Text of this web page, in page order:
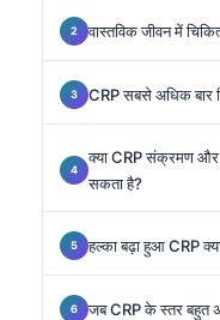
वास्तविक जीवन में
CRP सबसे अधिक बार
क्या CRP संक्रमण और
सकता है?
हल्का बढ़ा हुआ CRP क्या
जब CRP के स्तर बहुत